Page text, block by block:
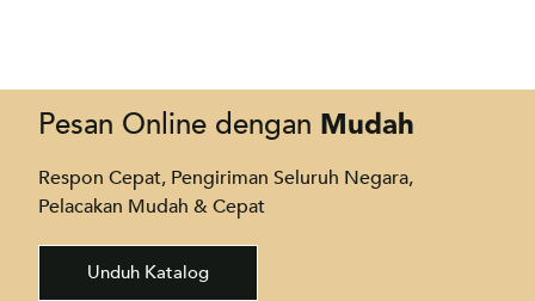
Pesan Online dengan Mudah
Respon Cepat, Pengiriman Seluruh Negara,
Pelacakan Mudah & Cepat
Unduh Katalog